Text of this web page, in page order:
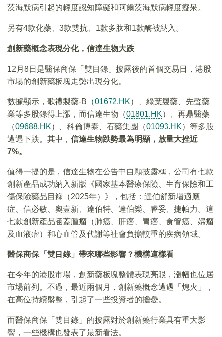
茨海默病引起的輕度認知障礙和阿爾茨海默病輕度癡呆。
另有4款化藥、3款雙抗、1款多肽和1款酶被納入。
創新藥概念表現分化，信達生物大跌
12月8日是醫保商保「雙目錄」披露後的首個交易日，港股
市場的創新藥板塊走勢出現分化。
數據顯示，歌禮製藥-B（01672.HK）、綠葉製藥、先聲藥
業等多股錄得上漲，而信達生物（01801.HK）、再鼎醫藥
（09688.HK）、科倫博泰、石藥集團（01093.HK）等多股
遭遇下跌。其中， 信達生物跌勢最為明顯，放量大挫近
7%。
值得一提的是，信達生物在公告中自願披露稱，公司有七款
創新產品成功納入新版《國家基本醫療保險、生育保險和工
傷保險藥品目錄（2025年）》，包括：達伯舒新增適應
症、信必敏、奧壹新、達伯特、達伯樂、睿妥、捷帕力。這
七款創新產品涵蓋腫瘤（肺癌、肝癌、胃癌、食管癌、婦瘤
及血液瘤）和心血管及代謝等社會負擔較重的疾病領域。
醫保商保「雙目錄」帶來哪些影響？機構這樣看
在今年的港股市場，創新藥板塊整體表現亮眼，漲幅也位居
市場前列。不過，最近兩個月，創新藥概念遭遇「熄火」，
在高位持續盤整，引起了一些投資者的擔憂。
而醫保商保「雙目錄」的披露對於創新藥行業具有重大影
響，一些機構也發表了最新看法。